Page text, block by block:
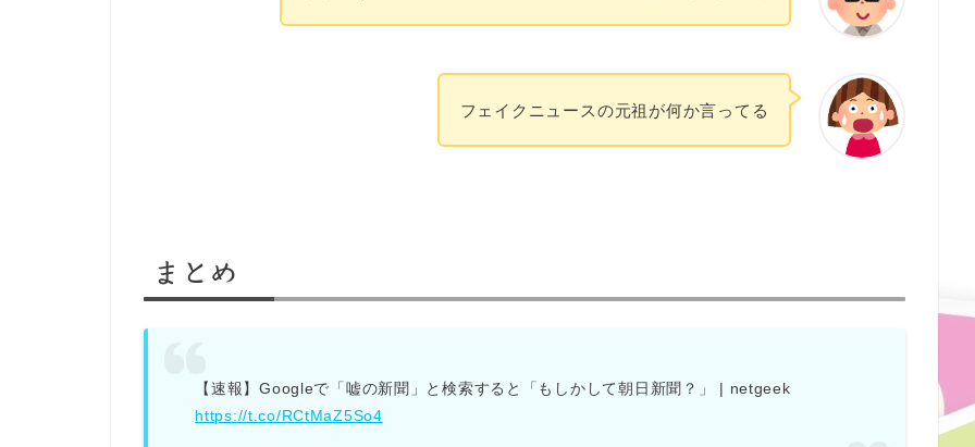
フェイクニュースの元祖が何か言ってる
まとめ
【速報】Googleで「嘘の新聞」と検索すると「もしかして朝日新聞？」 | netgeek
https://t.co/RCtMaZ5So4